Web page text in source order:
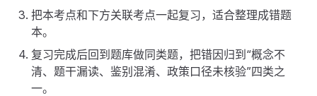
把本考点和下方关联考点一起复习，适合整理成错题
本。
复习完成后回到题库做同类题，把错因归到“概念不
清、题干漏读、鉴别混淆、政策口径未核验”四类之
一。